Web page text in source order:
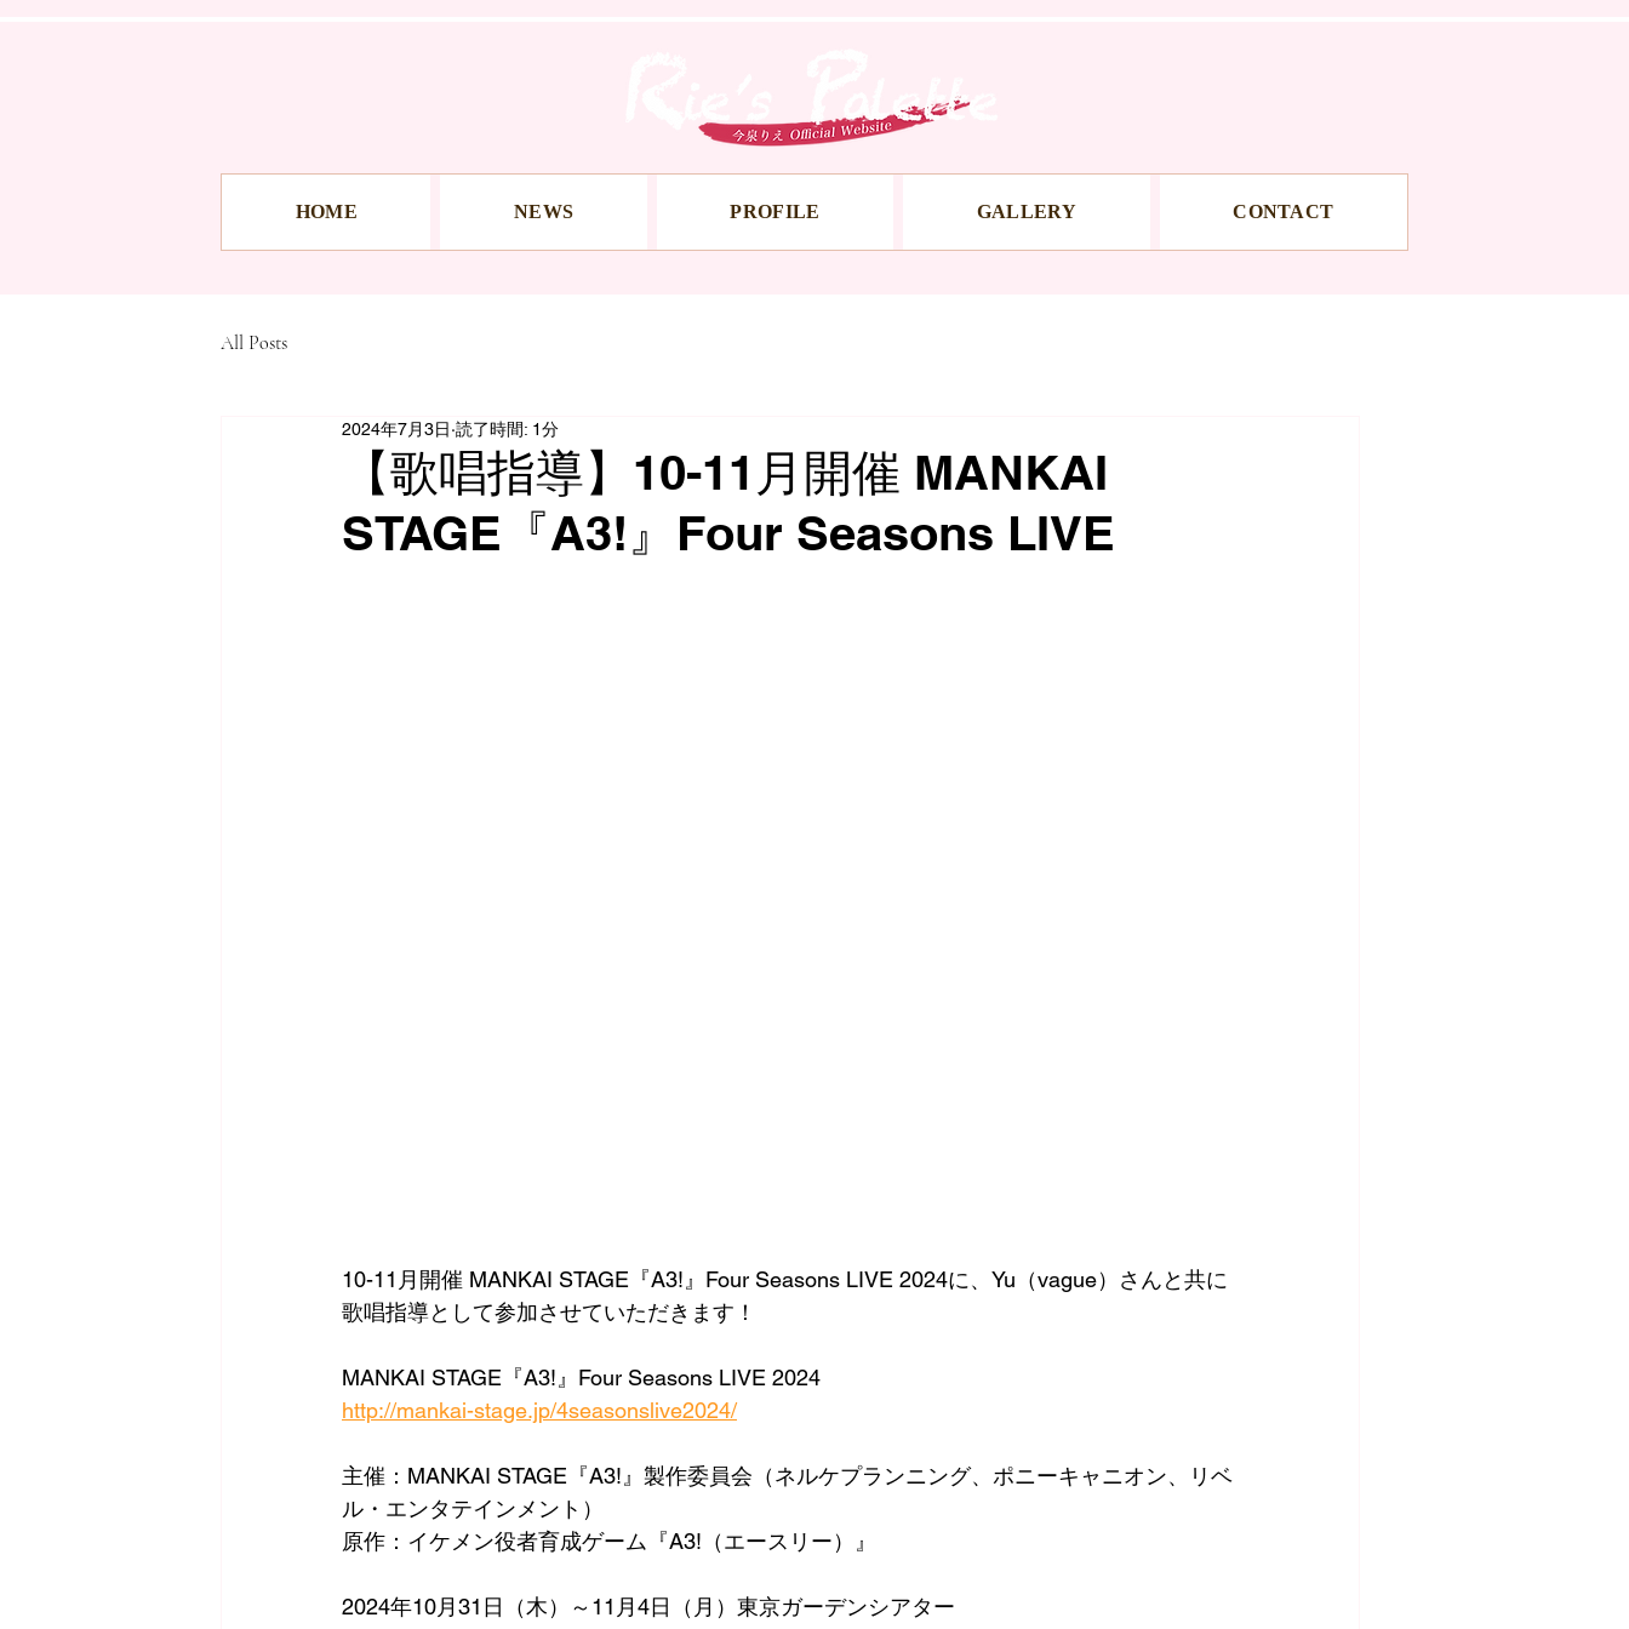
HOME NEWS PROFILE GALLERY CONTACT
All Posts
【歌唱指導】10-11月開催 MANKAI
STAGE『A3!』Four Seasons LIVE
2024年7月3日 読了時間: 1分
10-11月開催 MANKAI STAGE『A3!』Four Seasons LIVE 2024に、Yu（vague）さんと共に
歌唱指導として参加させていただきます！
MANKAI STAGE『A3!』Four Seasons LIVE 2024
http://mankai-stage.jp/4seasonslive2024/
主催：MANKAI STAGE『A3!』製作委員会（ネルケプランニング、ポニーキャニオン、リベ
ル・エンタテインメント）
原作：イケメン役者育成ゲーム『A3!（エースリー）』
2024年10月31日（木）～11月4日（月）東京ガーデンシアター